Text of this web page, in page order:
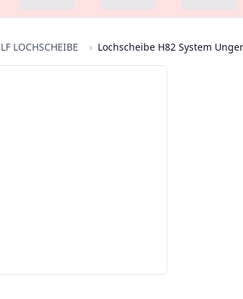
LOCHSCHEIBE › Lochscheibe H82 System Unger